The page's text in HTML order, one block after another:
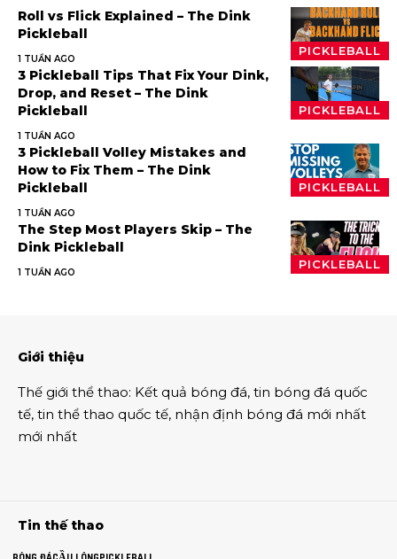
PICKLEBALL
Roll vs Flick Explained – The Dink
Pickleball
1 TUẦN AGO
PICKLEBALL
3 Pickleball Tips That Fix Your Dink,
Drop, and Reset – The Dink
Pickleball
1 TUẦN AGO
PICKLEBALL
3 Pickleball Volley Mistakes and
How to Fix Them – The Dink
Pickleball
1 TUẦN AGO
PICKLEBALL
The Step Most Players Skip – The
Dink Pickleball
1 TUẦN AGO
Giới thiệu
Thế giới thể thao: Kết quả bóng đá, tin bóng đá quốc
tế, tin thể thao quốc tế, nhận định bóng đá mới nhất
mới nhất
Tin thế thao